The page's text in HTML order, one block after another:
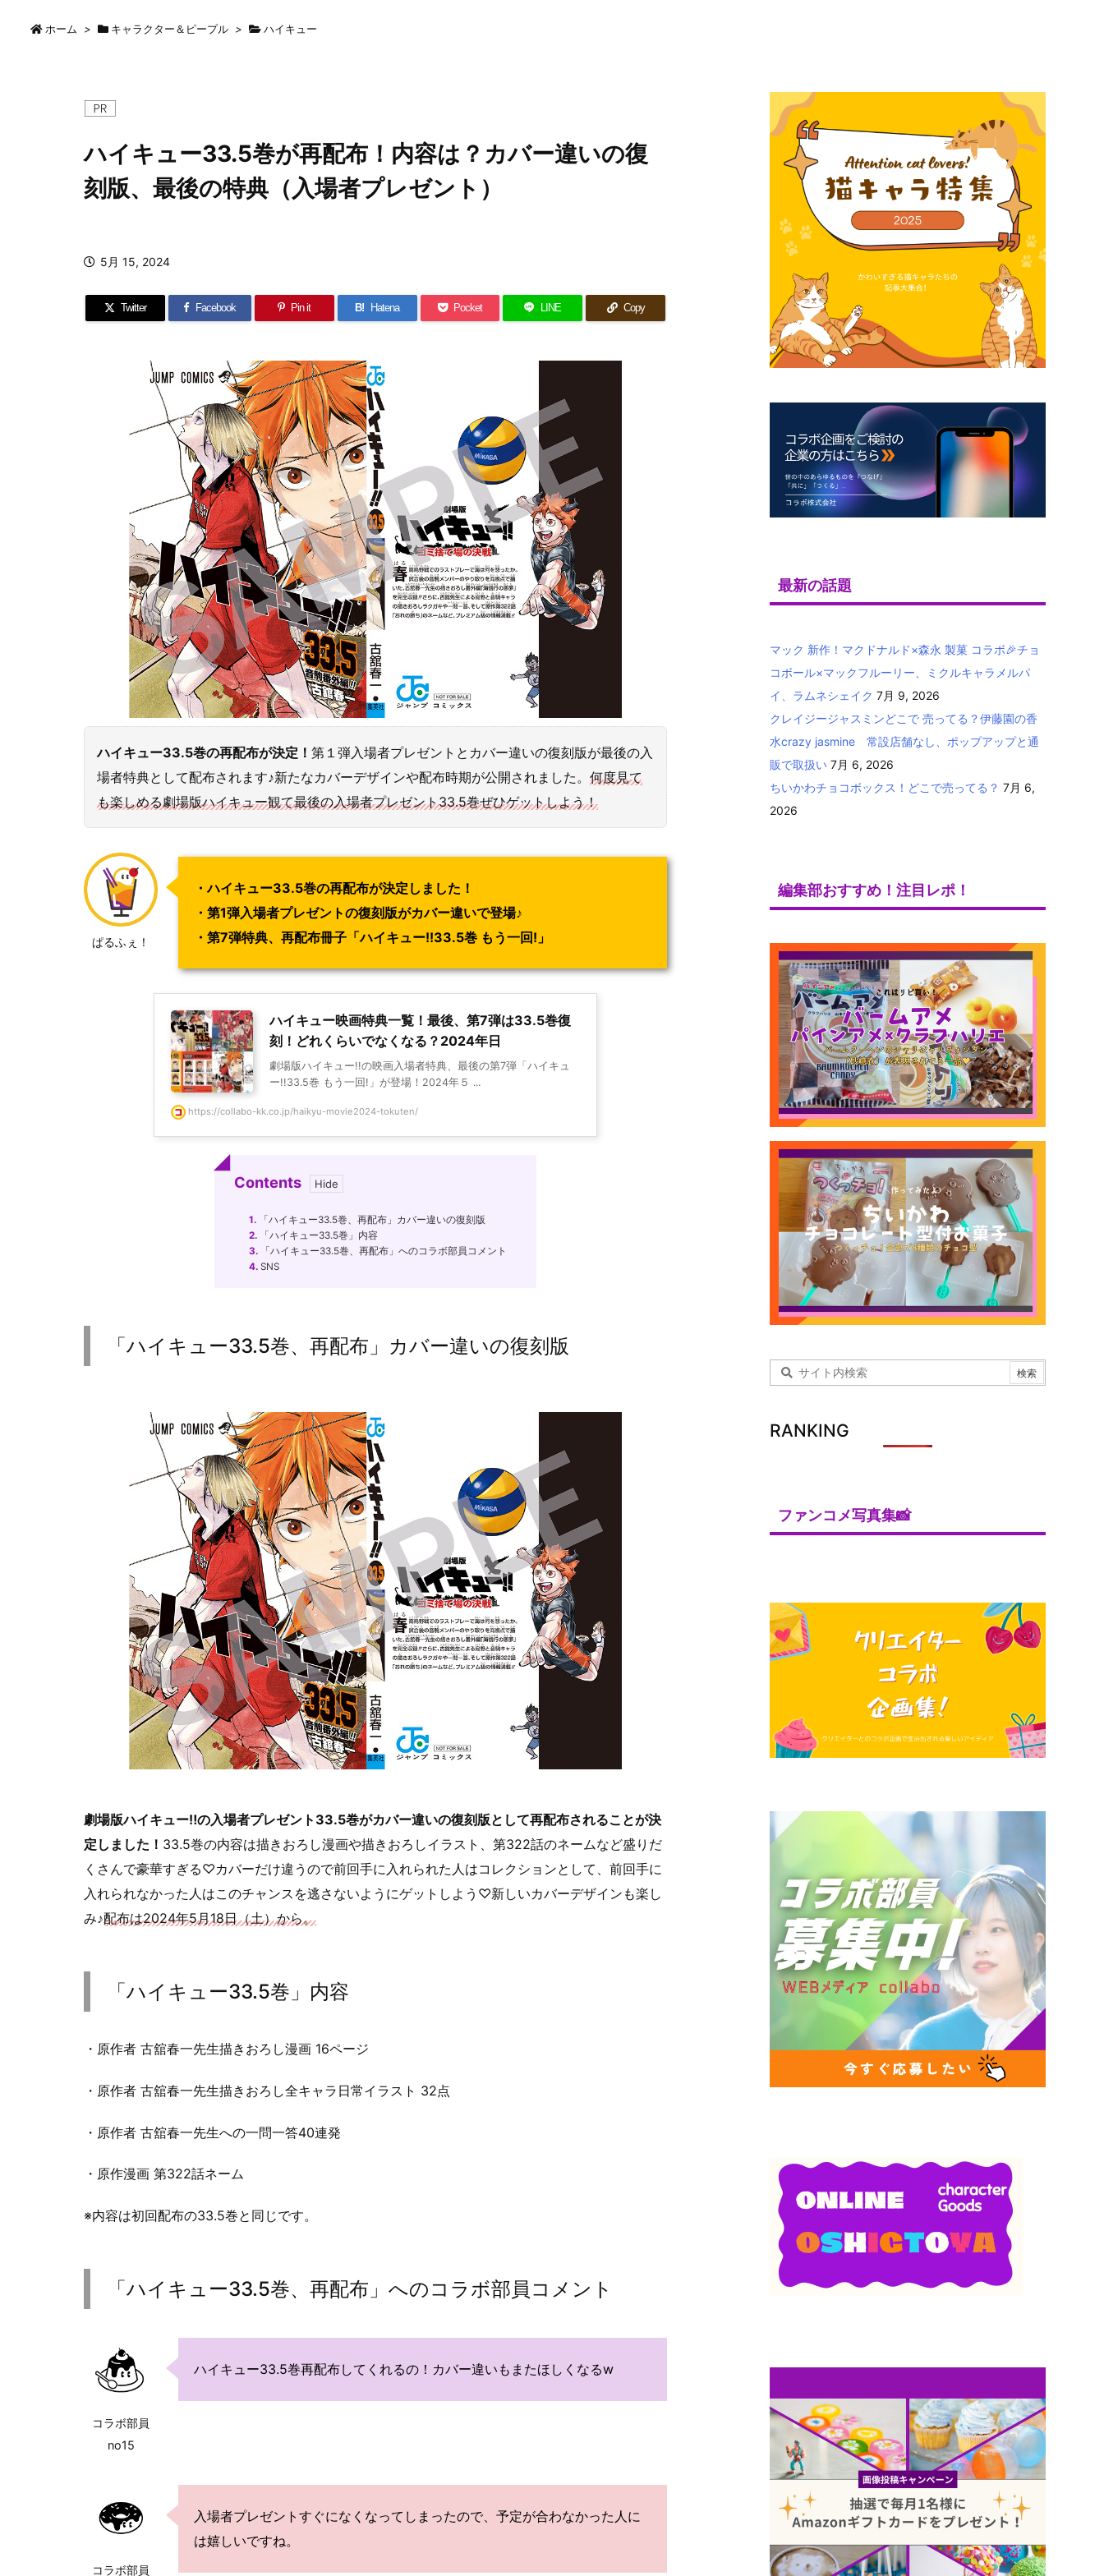
ホーム > キャラクター＆ピープル > ハイキュー
ハイキュー33.5巻が再配布！内容は？カバー違いの復
刻版、最後の特典（入場者プレゼント）
5月 15, 2024
Twitter Facebook Pin it B! Hatena Pocket LINE Copy
ハイキュー33.5巻の再配布が決定！ 第１弾入場者プレゼントとカバー違いの復刻版が最後の入
場者特典として配布されます♪新たなカバーデザインや配布時期が公開されました。 何度見て
も楽しめる劇場版ハイキュー観て最後の入場者プレゼント33.5巻ぜひゲットしよう！
ぱるふぇ！
・ハイキュー33.5巻の再配布が決定しました！
・第1弾入場者プレゼントの復刻版がカバー違いで登場♪
・第7弾特典、再配布冊子「ハイキュー!!33.5巻 もう一回!」
ハイキュー映画特典一覧！最後、第7弾は33.5巻復
刻！どれくらいでなくなる？2024年日
劇場版ハイキュー!!の映画入場者特典、最後の第7弾「ハイキュ
ー!!33.5巻 もう一回!」が登場！2024年５ ...
https://collabo-kk.co.jp/haikyu-movie2024-tokuten/
Contents
1. 「ハイキュー33.5巻、再配布」カバー違いの復刻版
2. 「ハイキュー33.5巻」内容
3. 「ハイキュー33.5巻、再配布」へのコラボ部員コメント
4. SNS
「ハイキュー33.5巻、再配布」カバー違いの復刻版
劇場版ハイキュー‼︎の入場者プレゼント33.5巻がカバー違いの復刻版として再配布されることが決
定しました！ 33.5巻の内容は描きおろし漫画や描きおろしイラスト、第322話のネームなど盛りだ
くさんで豪華すぎる♡カバーだけ違うので前回手に入れられた人はコレクションとして、前回手に
入れられなかった人はこのチャンスを逃さないようにゲットしよう♡新しいカバーデザインも楽し
み♪配布は2024年5月18日（土）から。
「ハイキュー33.5巻」内容
・原作者 古舘春一先生描きおろし漫画 16ページ
・原作者 古舘春一先生描きおろし全キャラ日常イラスト 32点
・原作者 古舘春一先生への一問一答40連発
・原作漫画 第322話ネーム
※内容は初回配布の33.5巻と同じです。
「ハイキュー33.5巻、再配布」へのコラボ部員コメント
コラボ部員
no15
ハイキュー33.5巻再配布してくれるの！カバー違いもまたほしくなるw
コラボ部員
入場者プレゼントすぐになくなってしまったので、予定が合わなかった人に
は嬉しいですね。
最新の話題
マック 新作！マクドナルド×森永 製菓 コラボ🎉チョ
コボール×マックフルーリー、ミクルキャラメルパ
イ、ラムネシェイク 7月 9, 2026
クレイジージャスミンどこで 売ってる？伊藤園の香
水crazy jasmine 常設店舗なし、ポップアップと通
販で取扱い 7月 6, 2026
ちいかわチョコボックス！どこで売ってる？ 7月 6,
2026
編集部おすすめ！注目レポ！
RANKING
ファンコメ写真集📸